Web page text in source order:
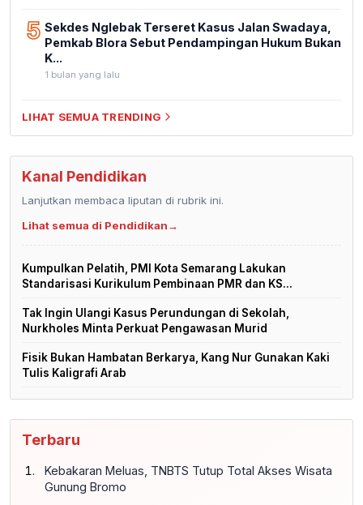
5 Sekdes Nglebak Terseret Kasus Jalan Swadaya,
Pemkab Blora Sebut Pendampingan Hukum Bukan
K...
1 bulan yang lalu
LIHAT SEMUA TRENDING
Kanal Pendidikan
Lanjutkan membaca liputan di rubrik ini.
Lihat semua di Pendidikan→
Kumpulkan Pelatih, PMI Kota Semarang Lakukan
Standarisasi Kurikulum Pembinaan PMR dan KS...
Tak Ingin Ulangi Kasus Perundungan di Sekolah,
Nurkholes Minta Perkuat Pengawasan Murid
Fisik Bukan Hambatan Berkarya, Kang Nur Gunakan Kaki
Tulis Kaligrafi Arab
Terbaru
Kebakaran Meluas, TNBTS Tutup Total Akses Wisata
Gunung Bromo